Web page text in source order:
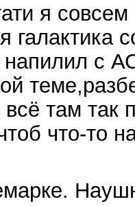
я
галактика
напилил с
всё там так
что-то